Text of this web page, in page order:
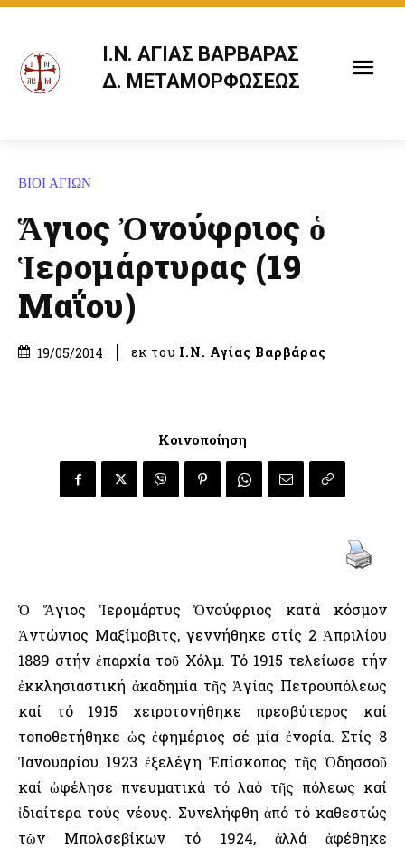
Ι.Ν. ΑΓΙΑΣ ΒΑΡΒΑΡΑΣ
Δ. ΜΕΤΑΜΟΡΦΩΣΕΩΣ
ΒΙΟΙ ΑΓΙΩΝ
Ἅγιος Ὀνούφριος ὁ
Ἱερομάρτυρας (19
Μαΐου)
19/05/2014 εκ του Ι.Ν. Αγίας Βαρβάρας
Κοινοποίηση
Ὁ Ἅγιος Ἱερομάρτυς Ὀνούφριος κατά κόσμον
Ἀντώνιος Μαξίμοβιτς, γεννήθηκε στίς 2 Ἀπριλίου
1889 στήν ἐπαρχία τοῦ Χόλμ. Τό 1915 τελείωσε τήν
ἐκκλησιαστική ἀκαδημία τῆς Ἁγίας Πετρουπόλεως
καί τό 1915 χειροτονήθηκε πρεσβύτερος καί
τοποθετήθηκε ὡς ἐφημέριος σέ μία ἐνορία. Στίς 8
Ἰανουαρίου 1923 ἐξελέγη Ἐπίσκοπος τῆς Ὀδησσοῦ
καί ὠφέλησε πνευματικά τό λαό τῆς πόλεως καί
ἰδιαίτερα τούς νέους. Συνελήφθη ἀπό τό καθεστώς
τῶν Μπολσεβίκων τό 1924, ἀλλά ἀφέθηκε